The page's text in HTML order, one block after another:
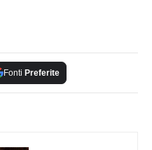
Fonti Preferite